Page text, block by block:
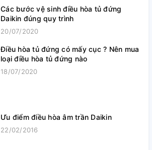
Các bước vệ sinh điều hòa tủ đứng
Daikin đúng quy trình
20/07/2020
Điều hòa tủ đứng có mấy cục ? Nên mua
loại điều hòa tủ đứng nào
18/07/2020
Ưu điểm điều hòa âm trần Daikin
22/02/2016